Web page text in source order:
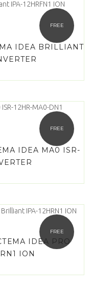
FREE
IDEA BRILLIANT
FREE
IDEA MA0 ISR-
FREE
IDEA PRO
ION